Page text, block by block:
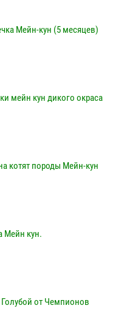
Мейн-кун (5 месяцев)
мейн кун дикого окраса
котят породы Мейн-кун
Мейн кун.
Голубой от Чемпионов